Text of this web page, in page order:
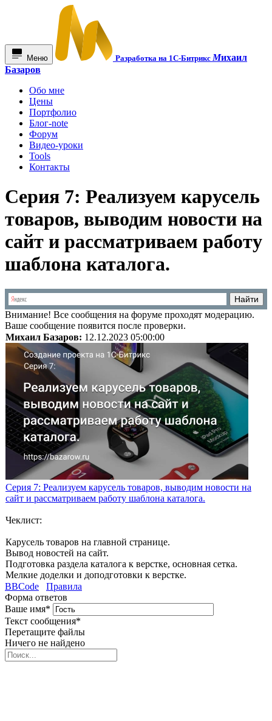
Меню Разработка на 1С-БитриксМихаил
Базаров
Обо мне
Цены
Портфолио
Блог-note
Форум
Видео-уроки
Tools
Контакты
Серия 7: Реализуем карусель
товаров, выводим новости на
сайт и рассматриваем работу
шаблона каталога.
Внимание! Все сообщения на форуме проходят модерацию.
Ваше сообщение появится после проверки.
Михаил Базаров: 12.12.2023 05:00:00
Серия 7: Реализуем карусель товаров, выводим новости на
сайт и рассматриваем работу шаблона каталога.
Чеклист:
Карусель товаров на главной странице.
Вывод новостей на сайт.
Подготовка раздела каталога к верстке, основная сетка.
Мелкие доделки и доподготовки к верстке.
BBCode
Правила
Форма ответов
Ваше имя*
Текст сообщения*
Перетащите файлы
Ничего не найдено